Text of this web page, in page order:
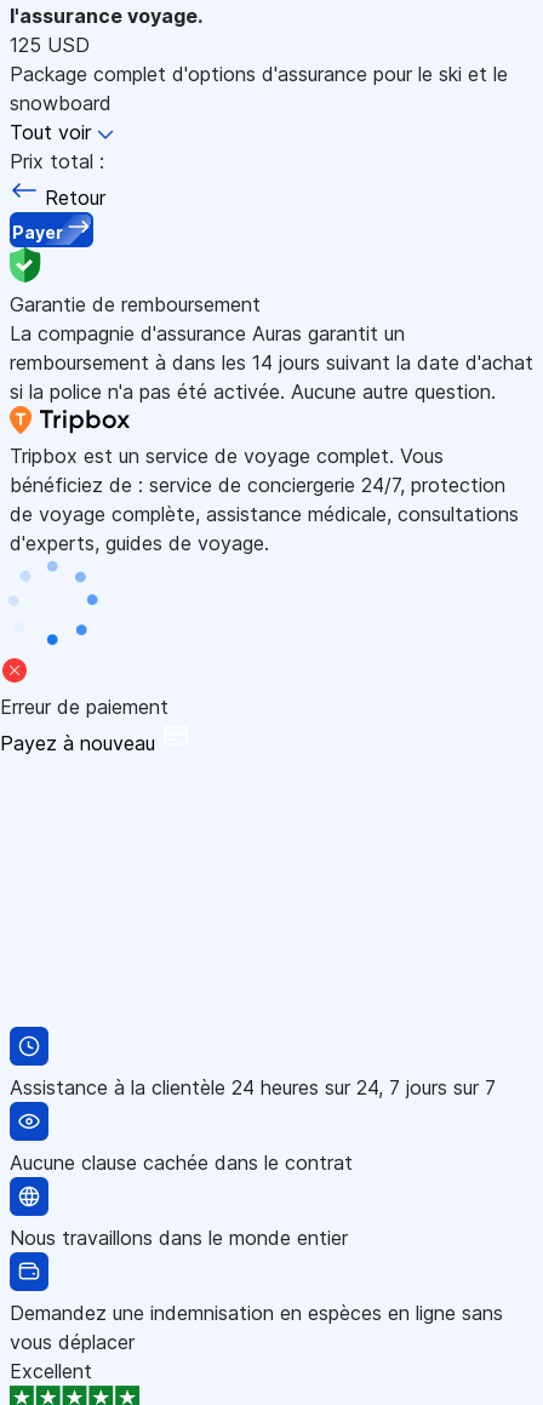
l'assurance voyage.
125 USD
Package complet d'options d'assurance pour le ski et le
snowboard
Tout voir
Prix total :
Retour
Payer
Garantie de remboursement
La compagnie d'assurance Auras garantit un
remboursement à dans les 14 jours suivant la date d'achat
si la police n'a pas été activée. Aucune autre question.
Tripbox est un service de voyage complet. Vous
bénéficiez de : service de conciergerie 24/7, protection
de voyage complète, assistance médicale, consultations
d'experts, guides de voyage.
Erreur de paiement
Payez à nouveau
Assistance à la clientèle 24 heures sur 24, 7 jours sur 7
Aucune clause cachée dans le contrat
Nous travaillons dans le monde entier
Demandez une indemnisation en espèces en ligne sans
vous déplacer
Excellent